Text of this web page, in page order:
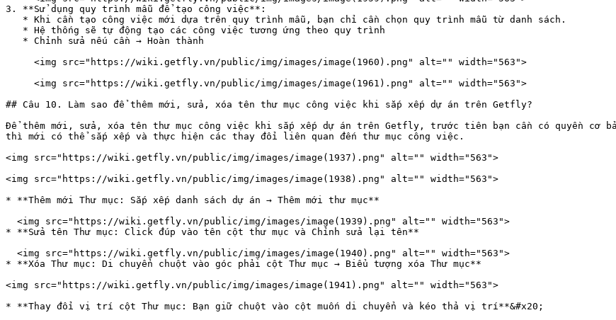
3. **Sử dụng quy trình mẫu để tạo công việc**:
## Câu 10. Làm sao để thêm mới, sửa, xóa tên thư mục công việc khi sắp xếp dự án trên Getfly?
Để thêm mới, sửa, xóa tên thư mục công việc khi sắp xếp dự án trên Getfly, trước tiên bạn cần có quyền cơ
thì mới có thể sắp xếp và thực hiện các thay đổi liên quan đến thư mục công việc.
<img src="https://wiki.getfly.vn/public/img/images/image(1937).png" alt="" width="563">
<img src="https://wiki.getfly.vn/public/img/images/image(1938).png" alt="" width="563">
* **Thêm mới Thư mục: Sắp xếp danh sách dự án → Thêm mới thư mục**
* **Sửa tên Thư mục: Click đúp vào tên cột thư mục và Chỉnh sửa lại tên**
* **Xóa Thư mục: Di chuyển chuột vào góc phải cột Thư mục → Biểu tượng xóa Thư mục**
<img src="https://wiki.getfly.vn/public/img/images/image(1941).png" alt="" width="563">
* **Thay đổi vị trí cột Thư mục: Bạn giữ chuột vào cột muốn di chuyển và kéo thả vị trí**&#x20;